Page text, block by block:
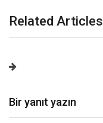
Related Articles
Bir yanıt yazın